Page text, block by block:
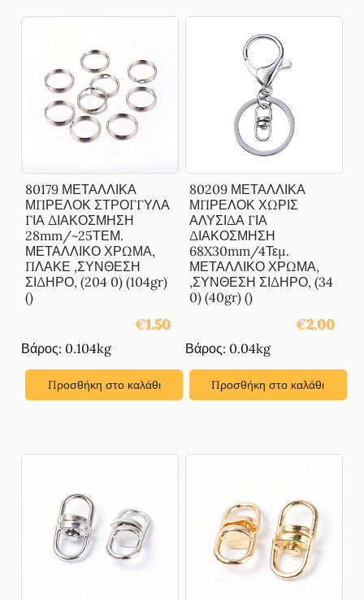
80179 ΜΕΤΑΛΛΙΚΑ
ΜΠΡΕΛΟΚ ΣΤΡΟΓΓΥΛΑ
ΓΙΑ ΔΙΑΚΟΣΜΗΣΗ
28mm/~25ΤΕΜ.
ΜΕΤΑΛΛΙΚΟ ΧΡΩΜΑ,
ΠΛΑΚΕ ,ΣΥΝΘΕΣΗ
ΣΙΔΗΡΟ, (204 0) (104gr)
()
€1.50
Βάρος: 0.104kg
Προσθήκη στο καλάθι
80209 ΜΕΤΑΛΛΙΚΑ
ΜΠΡΕΛΟΚ ΧΩΡΙΣ
ΑΛΥΣΙΔΑ ΓΙΑ
ΔΙΑΚΟΣΜΗΣΗ
68X30mm/4Τεμ.
ΜΕΤΑΛΛΙΚΟ ΧΡΩΜΑ,
,ΣΥΝΘΕΣΗ ΣΙΔΗΡΟ, (34
0) (40gr) ()
€2.00
Βάρος: 0.04kg
Προσθήκη στο καλάθι